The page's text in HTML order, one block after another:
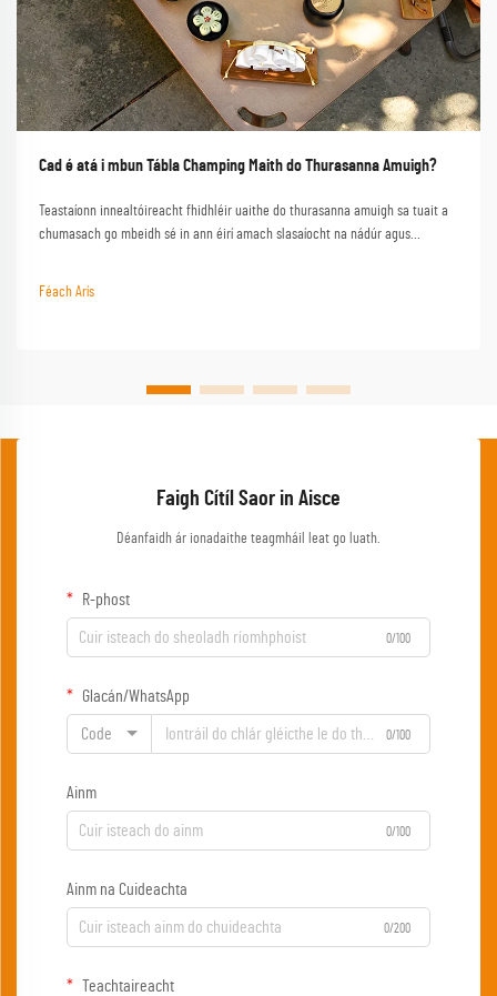
Cad é atá i mbun Tábla Champing Maith do Thurasanna Amuigh?
Teastaíonn innealtóireacht fhidhléir uaithe do thurasanna amuigh sa tuait a
chumasach go mbeidh sé in ann éirí amach slasaíocht na nádúr agus
Féach Arís
Faigh Cítíl Saor in Aisce
Déanfaidh ár ionadaithe teagmháil leat go luath.
R-phost
0/100
Glacán/WhatsApp
Code 0/100
Ainm
0/100
Ainm na Cuideachta
0/200
Teachtaireacht